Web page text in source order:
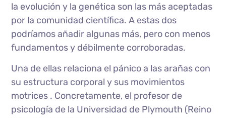
la evolución y la genética son las más aceptadas
por la comunidad científica. A estas dos
podríamos añadir algunas más, pero con menos
fundamentos y débilmente corroboradas.
Una de ellas relaciona el pánico a las arañas con
su estructura corporal y sus movimientos
motrices . Concretamente, el profesor de
psicología de la Universidad de Plymouth (Reino